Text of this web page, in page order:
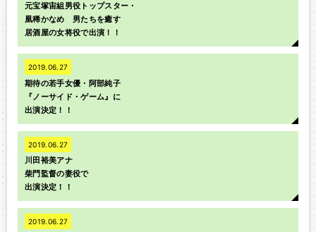
元宝塚宙組男役トップスター・
凰稀かなめ 男たちを癒す
居酒屋の女将役で出演！！
2019.06.27
期待の若手女優・阿部純子
『ノーサイド・ゲーム』に
出演決定！！
2019.06.27
川田裕美アナ
柴門監督の妻役で
出演決定！！
2019.06.27